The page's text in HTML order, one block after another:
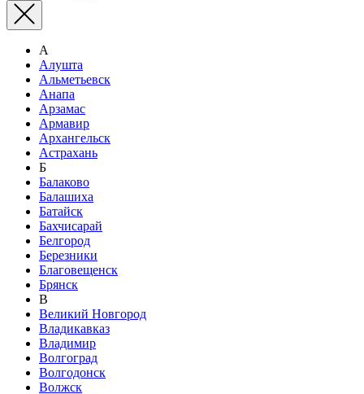
А
Алушта
Альметьевск
Анапа
Арзамас
Армавир
Архангельск
Астрахань
Б
Балаково
Балашиха
Батайск
Бахчисарай
Белгород
Березники
Благовещенск
Брянск
В
Великий Новгород
Владикавказ
Владимир
Волгоград
Волгодонск
Волжск